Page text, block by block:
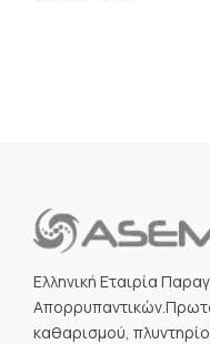
Ελληνική Εταιρία
καθαρισμού,